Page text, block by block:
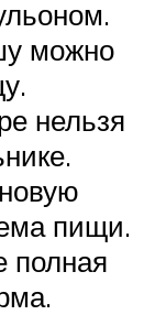
можно
нельзя
пищи.
полная